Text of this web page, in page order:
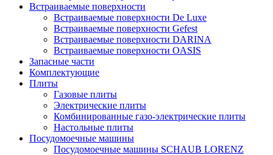
Встраиваемые поверхности
Встраиваемые поверхности De Luxe
Встраиваемые поверхности Gefest
Встраиваемые поверхности DARINA
Встраиваемые поверхности OASIS
Запасные части
Комплектующие
Плиты
Газовые плиты
Электрические плиты
Комбинированные газо-электрические плиты
Настольные плиты
Посудомоечные машины
Посудомоечные машины SCHAUB LORENZ